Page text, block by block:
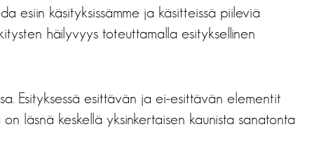
esiin käsityksissämme ja käsitteissä piileviä
häilyvyys toteuttamalla esityksellinen
Esityksessä esittävän ja ei-esittävän elementit
läsnä keskellä yksinkertaisen kaunista sanatonta